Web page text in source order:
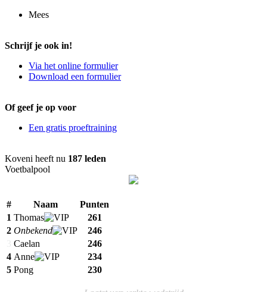
Mees
Schrijf je ook in!
Via het online formulier
Download een formulier
Of geef je op voor
Een gratis proeftraining
Koveni heeft nu 187 leden
Voetbalpool
# Naam
Punten
1 Thomas
261
2 Onbekend
246
Caelan
246
4 Anne
234
5 Pong 230